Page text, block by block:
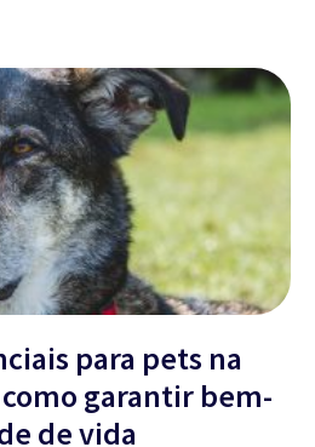
para pets na
garantir bem-
de vida